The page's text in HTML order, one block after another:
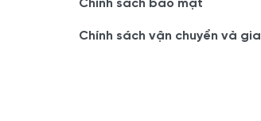
Chính sách bảo mật
Chính sách vận chuyển và